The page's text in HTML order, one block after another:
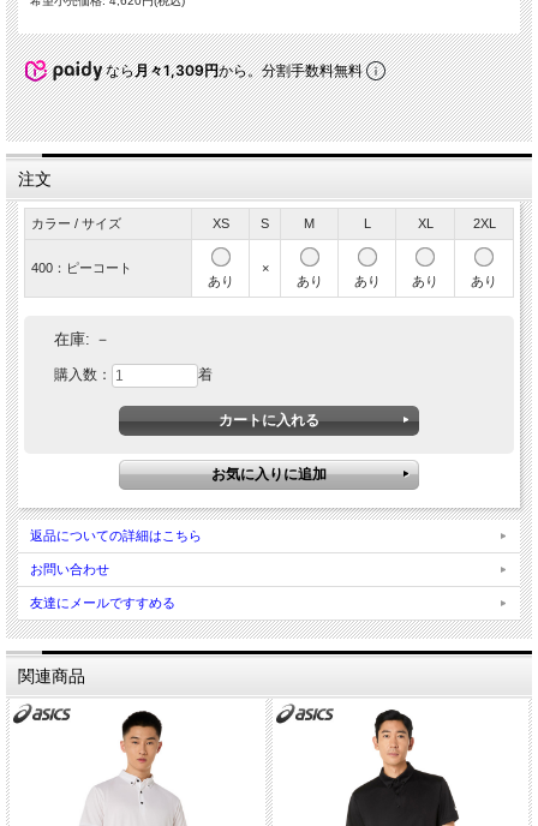
なら月々1,309円から。分割手数料無料
注文
カラー / サイズ XS S M XL 2XL
400：ピーコート
あり
×
あり
あり あり あり
在庫: －
購入数： 着
返品についての詳細はこちら
お問い合わせ
友達にメールですすめる
関連商品